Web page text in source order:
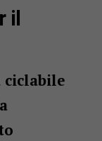
il
ciclabile